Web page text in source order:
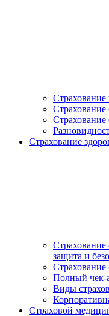
Страхование
Страхование
Страхование
Страхование
защита и
Страхование
Полный чек-
Виды
Страховой